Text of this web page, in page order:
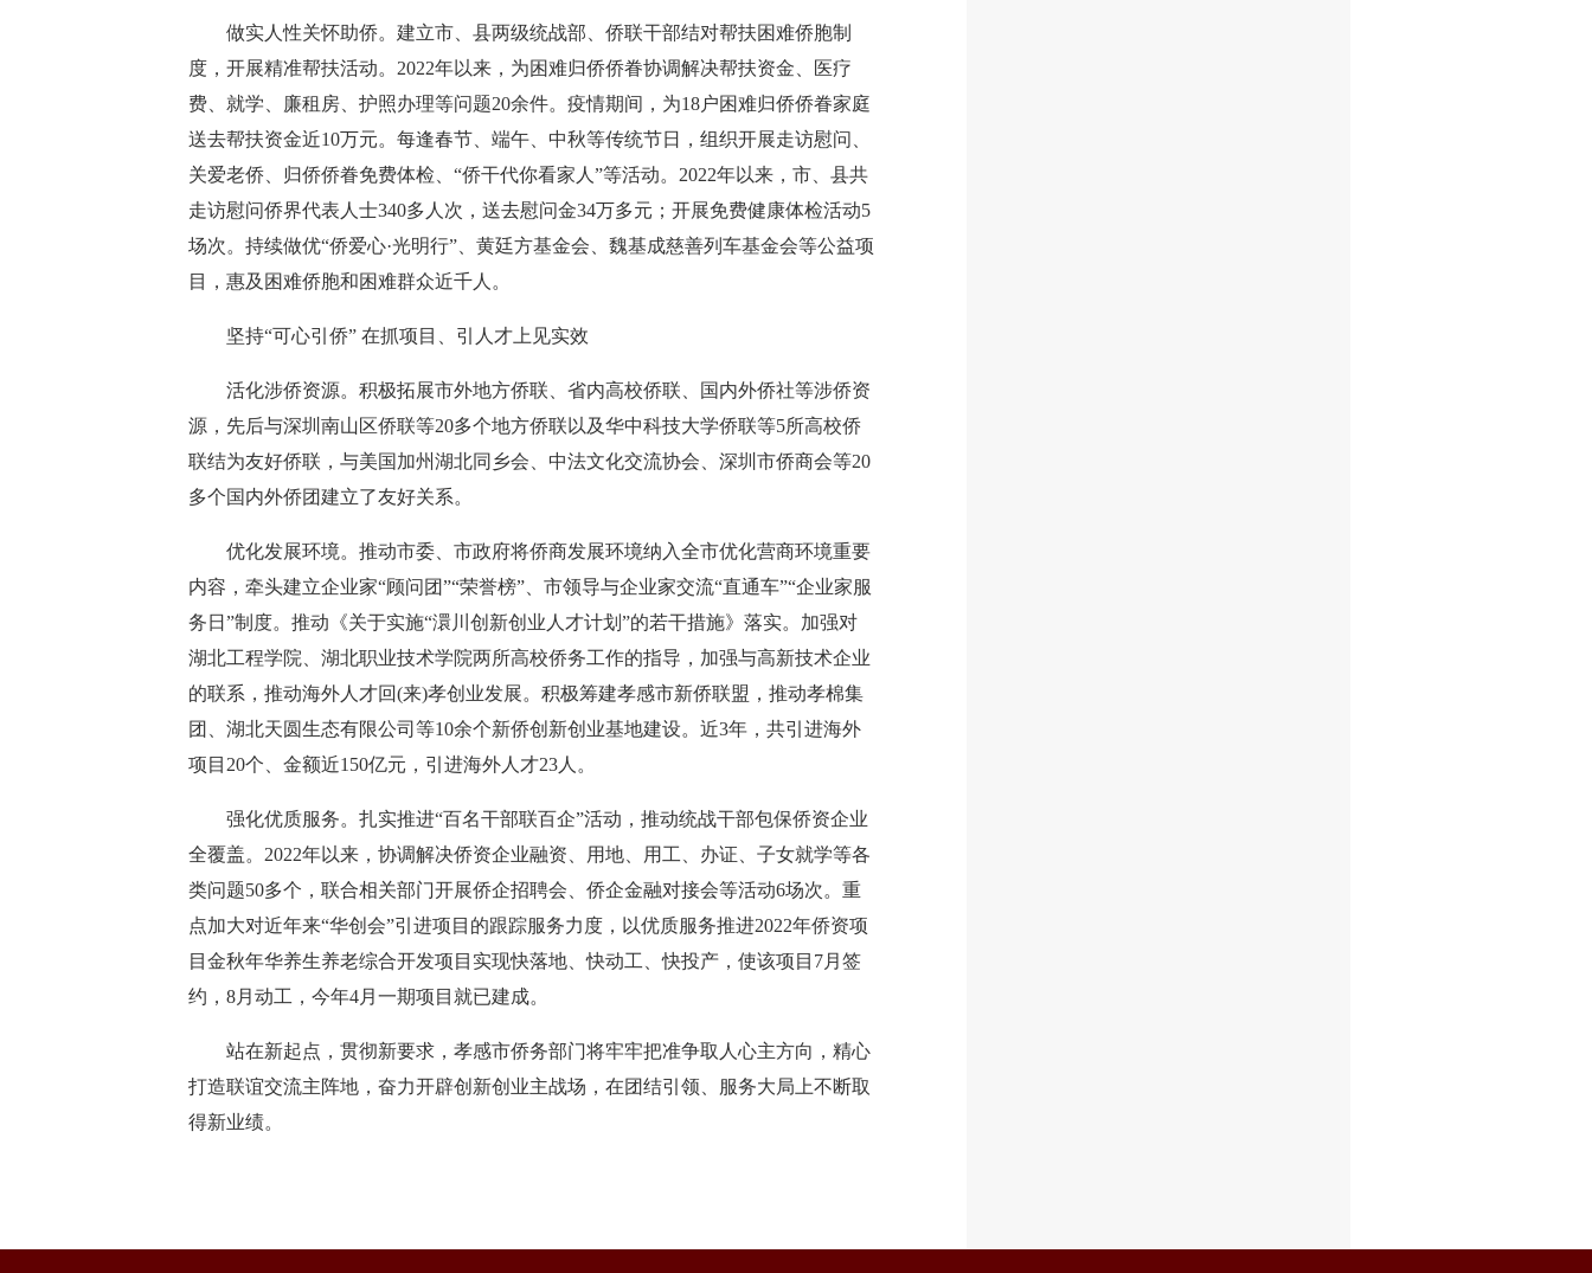
做实人性关怀助侨。建立市、县两级统战部、侨联干部结对帮扶困难侨胞制
度，开展精准帮扶活动。2022年以来，为困难归侨侨眷协调解决帮扶资金、医疗
费、就学、廉租房、护照办理等问题20余件。疫情期间，为18户困难归侨侨眷家庭
送去帮扶资金近10万元。每逢春节、端午、中秋等传统节日，组织开展走访慰问、
关爱老侨、归侨侨眷免费体检、“侨干代你看家人”等活动。2022年以来，市、县共
走访慰问侨界代表人士340多人次，送去慰问金34万多元；开展免费健康体检活动5
场次。持续做优“侨爱心·光明行”、黄廷方基金会、魏基成慈善列车基金会等公益项
目，惠及困难侨胞和困难群众近千人。
坚持“可心引侨” 在抓项目、引人才上见实效
活化涉侨资源。积极拓展市外地方侨联、省内高校侨联、国内外侨社等涉侨资
源，先后与深圳南山区侨联等20多个地方侨联以及华中科技大学侨联等5所高校侨
联结为友好侨联，与美国加州湖北同乡会、中法文化交流协会、深圳市侨商会等20
多个国内外侨团建立了友好关系。
优化发展环境。推动市委、市政府将侨商发展环境纳入全市优化营商环境重要
内容，牵头建立企业家“顾问团”“荣誉榜”、市领导与企业家交流“直通车”“企业家服
务日”制度。推动《关于实施“澴川创新创业人才计划”的若干措施》落实。加强对
湖北工程学院、湖北职业技术学院两所高校侨务工作的指导，加强与高新技术企业
的联系，推动海外人才回(来)孝创业发展。积极筹建孝感市新侨联盟，推动孝棉集
团、湖北天圆生态有限公司等10余个新侨创新创业基地建设。近3年，共引进海外
项目20个、金额近150亿元，引进海外人才23人。
强化优质服务。扎实推进“百名干部联百企”活动，推动统战干部包保侨资企业
全覆盖。2022年以来，协调解决侨资企业融资、用地、用工、办证、子女就学等各
类问题50多个，联合相关部门开展侨企招聘会、侨企金融对接会等活动6场次。重
点加大对近年来“华创会”引进项目的跟踪服务力度，以优质服务推进2022年侨资项
目金秋年华养生养老综合开发项目实现快落地、快动工、快投产，使该项目7月签
约，8月动工，今年4月一期项目就已建成。
站在新起点，贯彻新要求，孝感市侨务部门将牢牢把准争取人心主方向，精心
打造联谊交流主阵地，奋力开辟创新创业主战场，在团结引领、服务大局上不断取
得新业绩。